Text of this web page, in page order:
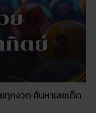
กงวด ค้นหาเลขเด็ด